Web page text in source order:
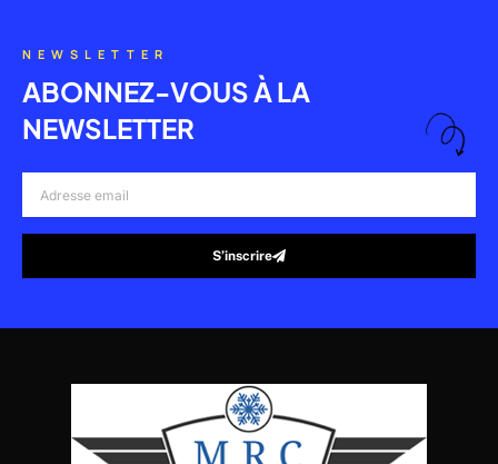
NEWSLETTER
ABONNEZ-VOUS À LA
NEWSLETTER
email
S’inscrire